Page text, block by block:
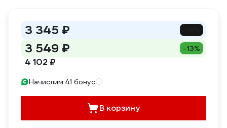
3 345 ₽
3 549 ₽ -13%
4 102 ₽
Начислим 41 бонус
В корзину